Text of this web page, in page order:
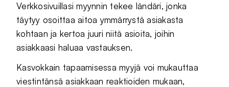
Verkkosivuillasi myynnin tekee ländäri, jonka
täytyy osoittaa aitoa ymmärrystä asiakasta
kohtaan ja kertoa juuri niitä asioita, joihin
asiakkaasi haluaa vastauksen.
Kasvokkain tapaamisessa myyjä voi mukauttaa
viestintänsä asiakkaan reaktioiden mukaan,